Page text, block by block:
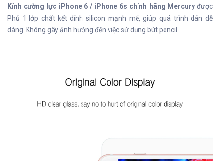
Kính cường lực iPhone 6 / iPhone 6s chính hãng Mercuryđược
Phủ 1 lớp chất kết dính silicon mạnh mẽ, giúp quá trình dán dễ
dàng. Không gây ảnh hưởng đến việc sử dụng bút pencil.